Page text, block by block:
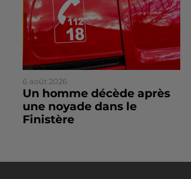
6 août 2026
Un homme décède après
une noyade dans le
Finistère